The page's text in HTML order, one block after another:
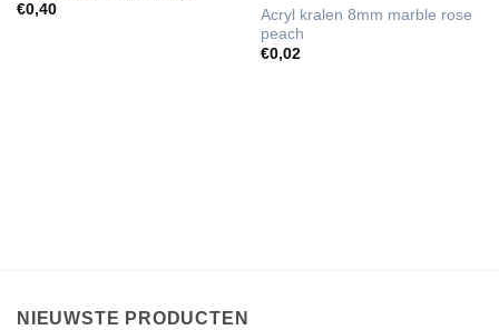
€0,40
Acryl kralen 8mm marble rose
peach
€0,02
NIEUWSTE PRODUCTEN